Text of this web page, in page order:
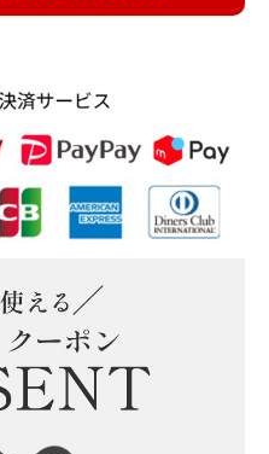
桜のお線香＆菊てまりブーケ
（L）セット/ピンク
そのまま飾れる“こいぬ”のブ
ーケ(M)
そのまま飾れる“ぱんだ”のブ